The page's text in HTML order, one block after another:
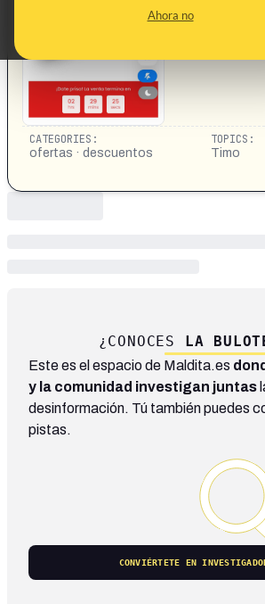
Ahora no
MAISONS DU MONDE: ¡Date prisa! La
29 25 hrs. Kayak individual polietileno
CATEGORIES:
ofertas · descuentos
TOPICS:
Timo
¿CONOCES LA
Este es el espacio de Maldita.es
y la comunidad investigan juntas
desinformación. Tú también puedes
pistas.
CONVIÉRTETE EN